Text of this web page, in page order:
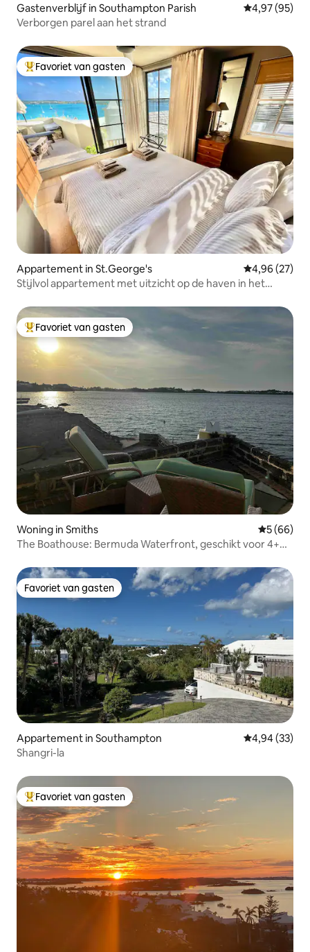
Gastenverblijf in Southampton Parish Gemiddelde
4,97 (95)
Verborgen parel aan het strand
Topfavoriet van gasten
Favoriet van gasten
Appartement in St.George's Gemiddelde
4,96 (27)
Stijlvol appartement met uitzicht op de haven in het
Topfavoriet van gasten
Favoriet van gasten
Woning in Smiths
5 (66)
The Boathouse: Bermuda Waterfront, geschikt voor 4+
Favoriet van gasten
Favoriet van gasten
Appartement in Southampton Gemiddelde
4,94 (33)
Shangri-la
Topfavoriet van gasten
Favoriet van gasten